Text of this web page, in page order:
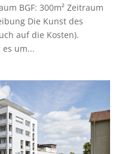
BGF: 300m² Zeitraum
Die Kunst des
auf die Kosten).
um...